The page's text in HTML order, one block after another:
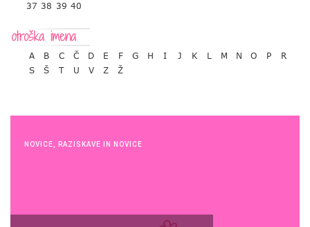
37 38 39 40
A B C Č D E F G H I J K L M N O P
R
S
Š T U V Z Ž
NOVICE RAZISKAVE IN NOVICE